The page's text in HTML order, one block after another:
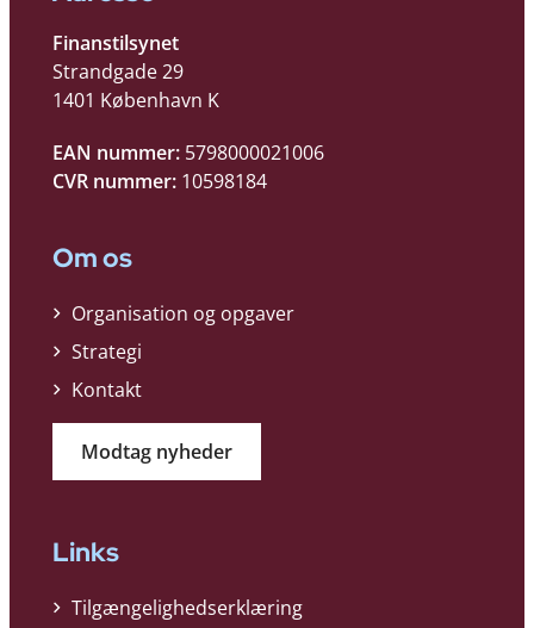
Finanstilsynet
Strandgade 29
1401 København K
EAN nummer: 5798000021006
CVR nummer: 10598184
Om os
Organisation og opgaver
Strategi
Kontakt
Modtag nyheder
Links
Tilgængelighedserklæring